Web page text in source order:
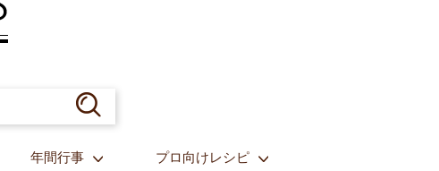
年間行事 プロ向けレシピ